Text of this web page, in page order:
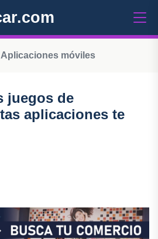
Aplicaciones móviles
juegos de
aplicaciones te